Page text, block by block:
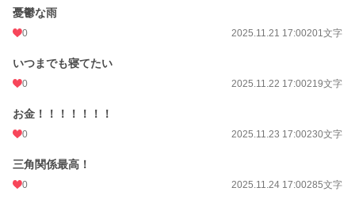
憂鬱な雨
0 2025.11.21 17:00201文字
いつまでも寝てたい
0 2025.11.22 17:00219文字
お金！！！！！！！
0 2025.11.23 17:00230文字
三角関係最高！
0 2025.11.24 17:00285文字